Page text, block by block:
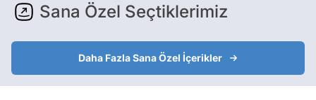
Sana Özel Seçtiklerimiz
Daha Fazla Sana Özel İçerikler